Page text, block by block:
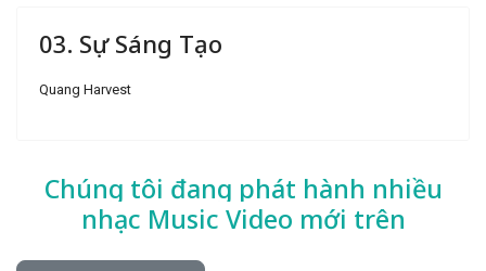
03. Sự Sáng Tạo
Quang Harvest
Chúng tôi đang phát hành nhiều
nhạc Music Video mới trên